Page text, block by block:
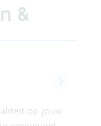
&
op jouw